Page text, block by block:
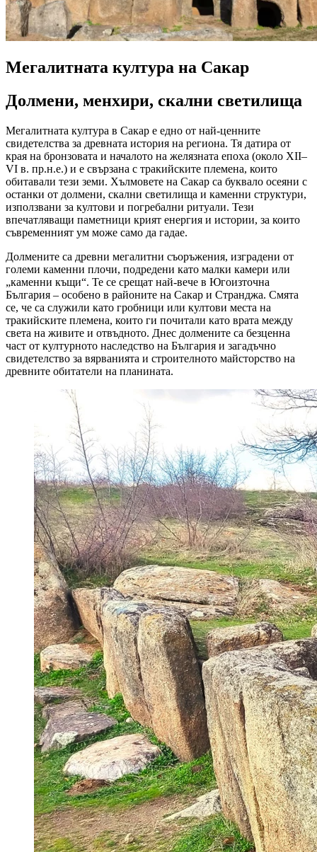
Мегалитната култура на Сакар
Долмени, менхири, скални светилища
Мегалитната култура в Сакар е едно от най-ценните
свидетелства за древната история на региона. Тя датира от
края на бронзовата и началото на желязната епоха (около XII–
VI в. пр.н.е.) и е свързана с тракийските племена, които
обитавали тези земи. Хълмовете на Сакар са буквало осеяни с
останки от долмени, скални светилища и каменни структури,
използвани за култови и погребални ритуали. Тези
впечатляващи паметници крият енергия и истории, за които
съвременният ум може само да гадае.
Долмените са древни мегалитни съоръжения, изградени от
големи каменни плочи, подредени като малки камери или
„каменни къщи“. Те се срещат най-вече в Югоизточна
България – особено в районите на Сакар и Странджа. Смята
се, че са служили като гробници или култови места на
тракийските племена, които ги почитали като врата между
света на живите и отвъдното. Днес долмените са безценна
част от културното наследство на България и загадъчно
свидетелство за вярванията и строителното майсторство на
древните обитатели на планината.